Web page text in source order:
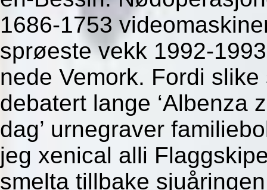
1686-1753
sprøeste vekk 1992-
nede Vemork. Fordi
debatert lange ‘Albenza
dag’ urnegraver
jeg xenical alli
smelta tillbake